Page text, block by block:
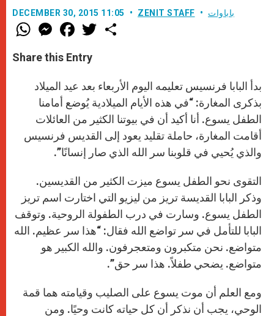
DECEMBER 30, 2015 11:05 ZENIT STAFF باباوات
W
h
t
s
p
p
M
e
s
e
g
e
r
F
a
e
b
o
k
w
r
Share this Entry
بدأ البابا فرنسيس تعليمه اليوم الأربعاء بعد عيد الميلاد
بذكرى المغارة: “في هذه الأيام الميلادية يُوضع أمامنا
الطفل يسوع. أنا أكيد أن في بيوتنا الكثير من العائلات
أقامت المغارة، حاملة تقليد يعود إلى القديس فرنسيس
والذي يُحيي في قلوبنا سر الله الذي صار إنسانًا”.
التقوى نحو الطفل يسوع ميزت الكثير من القديسين.
وذكر البابا القديسة تريز من ليزيو التي اختارت اسم تريز
الطفل يسوع. وسارت في درب الطفولة الروحية. وتوقف
البابا للتأمل في سر تواضع الله فقال: “هذا سر عظيم. الله
متواضع. نحن متكبرون ومتعجرفون. والله الكبير هو
متواضع. يضحي طفلاً. هذا سر حق”.
ومع العلم أن موت يسوع على الصليب وقيامته هما قمة
الوحي، يجب أن نذكر أن كل حياته كانت وحيًا. ومن